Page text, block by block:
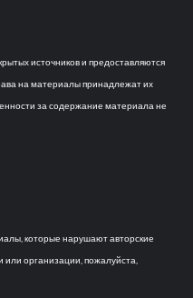
источников и предоставляются
на материалы принадлежат их
за содержание материала не
которые нарушают авторские
организации, пожалуйста,